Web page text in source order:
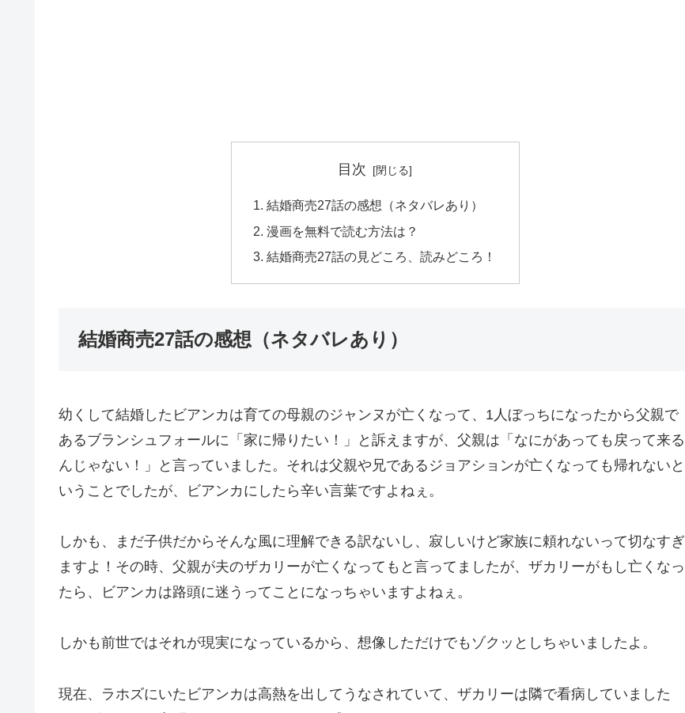
目次
結婚商売27話の感想（ネタバレあり）
漫画を無料で読む方法は？
結婚商売27話の見どころ、読みどころ！
結婚商売27話の感想（ネタバレあり）
幼くして結婚したビアンカは育ての母親のジャンヌが亡くなって、1人ぼっちになったから父親で
あるブランシュフォールに「家に帰りたい！」と訴えますが、父親は「なにがあっても戻って来る
んじゃない！」と言っていました。それは父親や兄であるジョアションが亡くなっても帰れないと
いうことでしたが、ビアンカにしたら辛い言葉ですよねぇ。
しかも、まだ子供だからそんな風に理解できる訳ないし、寂しいけど家族に頼れないって切なすぎ
ますよ！その時、父親が夫のザカリーが亡くなってもと言ってましたが、ザカリーがもし亡くなっ
たら、ビアンカは路頭に迷うってことになっちゃいますよねぇ。
しかも前世ではそれが現実になっているから、想像しただけでもゾクッとしちゃいましたよ。
現在、ラホズにいたビアンカは高熱を出してうなされていて、ザカリーは隣で看病していました